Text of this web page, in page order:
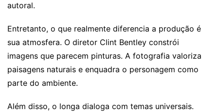
autoral.
Entretanto, o que realmente diferencia a produção é
sua atmosfera. O diretor Clint Bentley constrói
imagens que parecem pinturas. A fotografia valoriza
paisagens naturais e enquadra o personagem como
parte do ambiente.
Além disso, o longa dialoga com temas universais.